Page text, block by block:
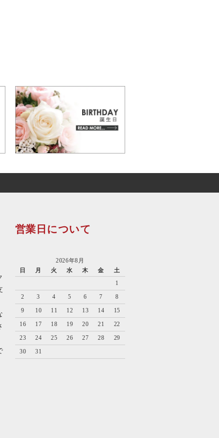
営業日について
2026年8月
日
月 火 水 木 金
土
1
2
3 4 5 6 7
8
9
10 11 12 13 14
15
16
17 18 19 20 21
22
23
24 25 26 27 28
29
30
31